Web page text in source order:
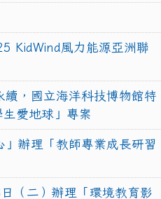
KidWind風力能源亞洲聯
續，國立海洋科技博物館特
愛地球」專案
」辦理「教師專業成長研習
（二）辦理「環境教育影